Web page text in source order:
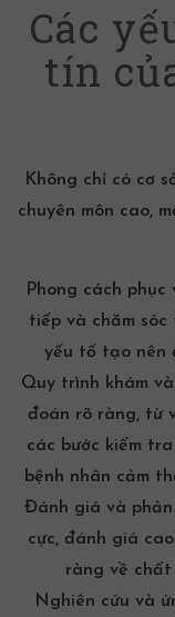
Các
tín
Không chỉ có cơ
chuyên môn cao,
Phong cách phục
tiếp và chăm
yếu tố tạo nên
Quy trình khám
đoán rõ ràng, từ
các bước kiểm
bệnh nhân cảm
Đánh giá và
cực, đánh giá
ràng về chất
Nghiên cứu và